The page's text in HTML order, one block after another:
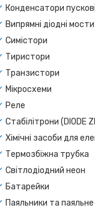
Конденсатори
Випрямні діодні мости
Симістори
Тиристори
Транзистори
Мікросхеми
Реле
Стабілітрони (DIODE
Хімічні засоби для
Термозбіжна трубка
Світлодіодний неон
Батарейки
Паяльники та